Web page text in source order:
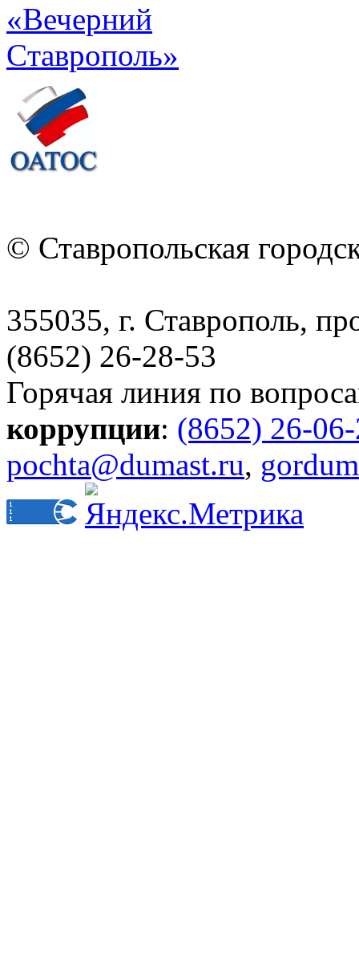
© Ставропольская
355035, г. Ставрополь,
(8652) 26-28-53
Горячая линия по
коррупции: (8652) 26-
pochta@dumast.ru,